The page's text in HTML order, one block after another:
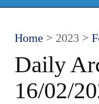
Home > 2023 >
Daily
16/02/